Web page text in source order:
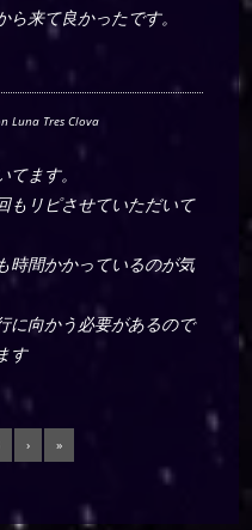
来て良かったです。
Luna Tres Clova
ます。
もリピさせていただいて
時間かかっているのが気
に向かう必要があるので
す
› »